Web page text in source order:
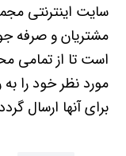
سایت اینترنتی
مشتریان و صرفه
است تا از تمامی
مورد نظر خود را
برای آنها ارسال